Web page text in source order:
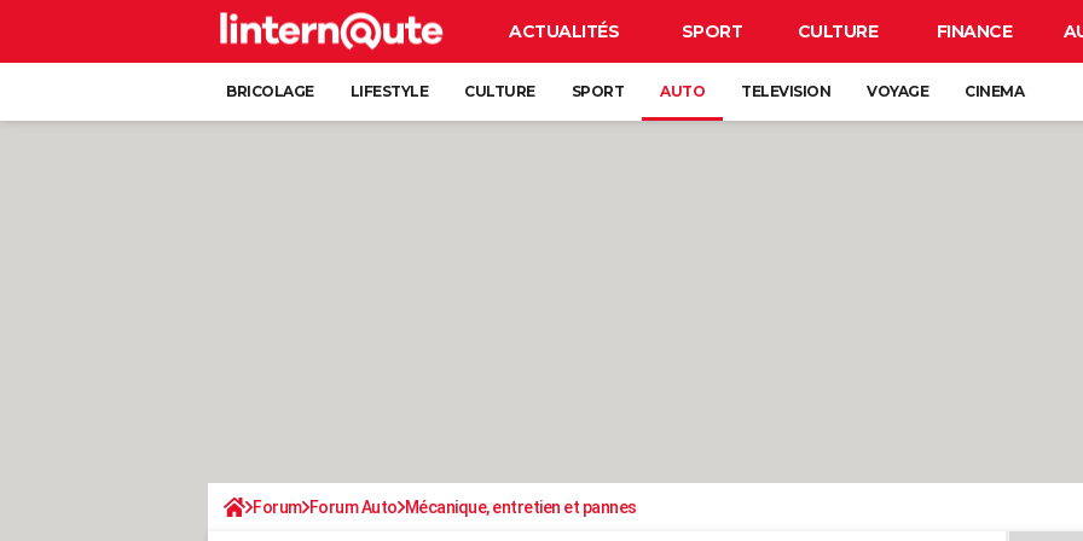
ACTUALITÉS SPORT CULTURE FINANCE
BRICOLAGE LIFESTYLE CULTURE SPORT AUTO TELEVISION VOYAGE CINEMA
Forum Forum Auto Mécanique, entretien et pannes